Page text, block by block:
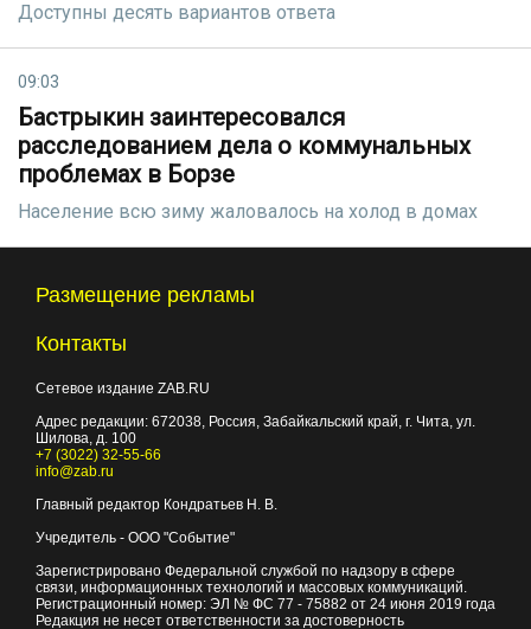
Доступны десять вариантов ответа
09:03
Бастрыкин заинтересовался
расследованием дела о коммунальных
проблемах в Борзе
Население всю зиму жаловалось на холод в домах
Размещение рекламы
Контакты
Сетевое издание ZAB.RU
Адрес редакции: 672038, Россия, Забайкальский край, г. Чита, ул.
Шилова, д. 100
+7 (3022) 32-55-66
info@zab.ru
Главный редактор Кондратьев Н. В.
Учредитель - ООО "Событие"
Зарегистрировано Федеральной службой по надзору в сфере
связи, информационных технологий и массовых коммуникаций.
Регистрационный номер: ЭЛ № ФС 77 - 75882 от 24 июня 2019 года
Редакция не несет ответственности за достоверность